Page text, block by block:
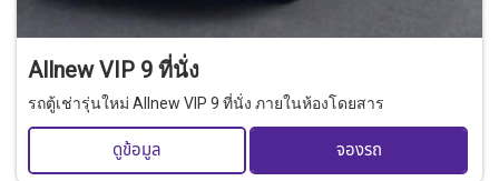
Allnew VIP 9 ที่นั่ง
รถตู้เช่ารุ่นใหม่ Allnew VIP 9 ที่นั่ง ภายในห้องโดยสาร
ดูข้อมูล จองรถ